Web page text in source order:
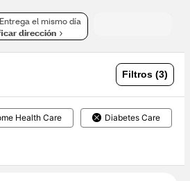
Entrega el mismo día
dirección
Filtros (3)
Health Care Diabetes Care